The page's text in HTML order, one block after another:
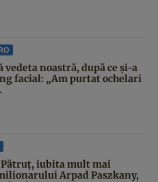
vedeta noastră, după ce și-a
facial: „Am purtat ochelari
iubita mult mai
Arpad Paszkany,